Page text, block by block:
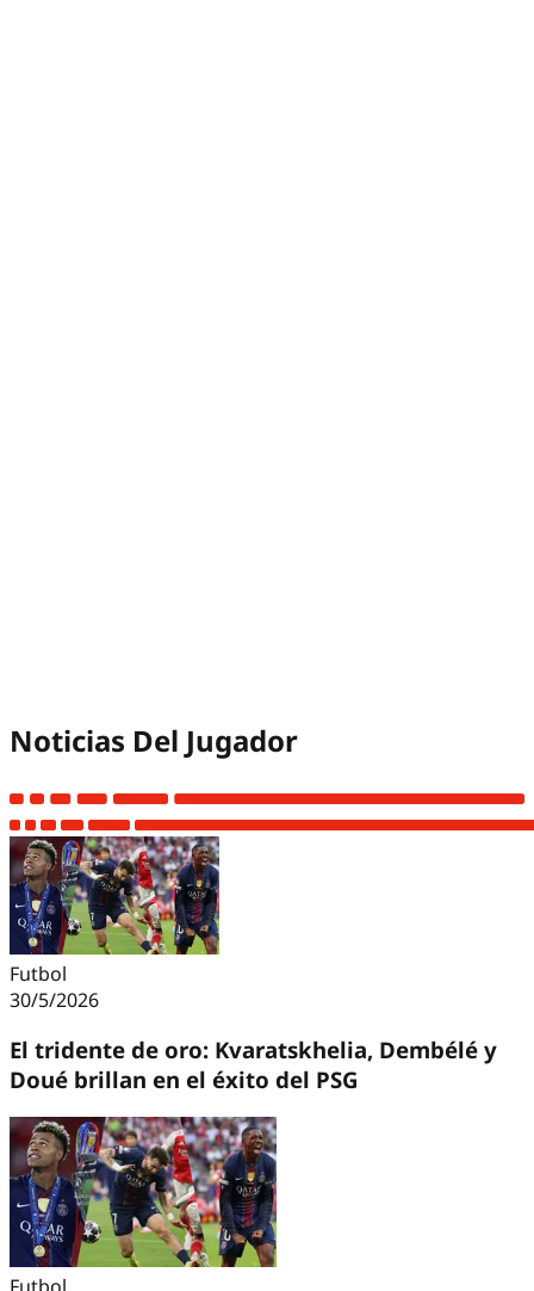
Noticias Del Jugador
Futbol
30/5/2026
El tridente de oro: Kvaratskhelia, Dembélé y
Doué brillan en el éxito del PSG